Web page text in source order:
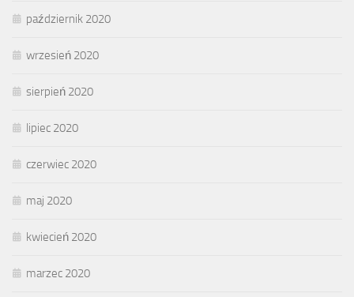
październik 2020
wrzesień 2020
sierpień 2020
lipiec 2020
czerwiec 2020
maj 2020
kwiecień 2020
marzec 2020